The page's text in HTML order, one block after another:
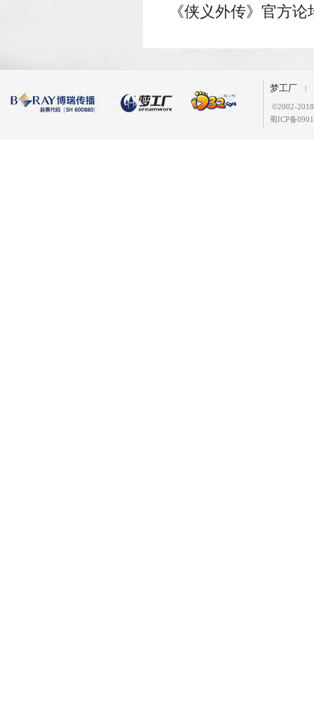
《侠义外传》官方论
梦工厂 |
©2002-
蜀ICP备